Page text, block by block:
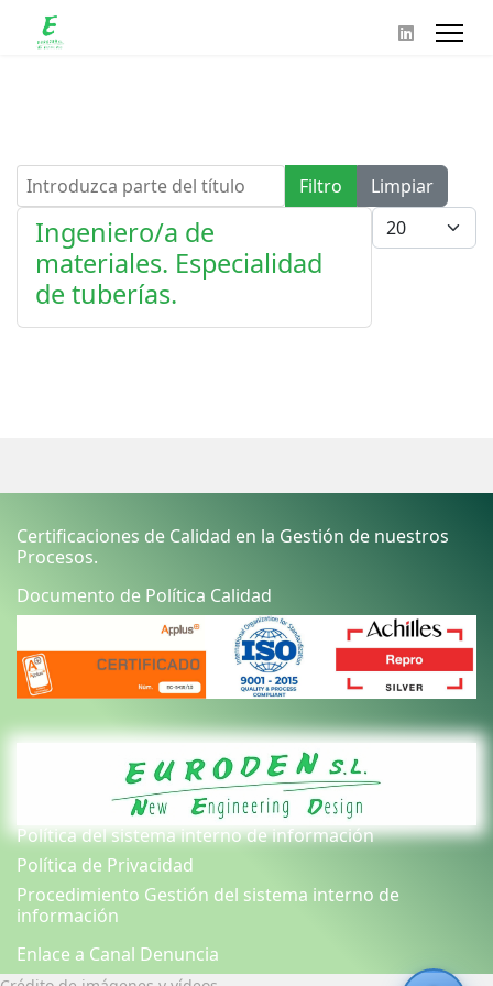
Introduzca parte del título Filtro
Limpiar
Cantidad
Ingeniero/a de
materiales. Especialidad
de tuberías.
Certificaciones de Calidad en la Gestión de nuestros
Procesos.
Documento de Política Calidad
Política del sistema interno de información
Política de Privacidad
Procedimiento Gestión del sistema interno de
información
Enlace a Canal Denuncia